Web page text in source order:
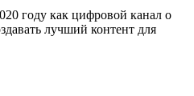
году как цифровой канал о
лучший контент для